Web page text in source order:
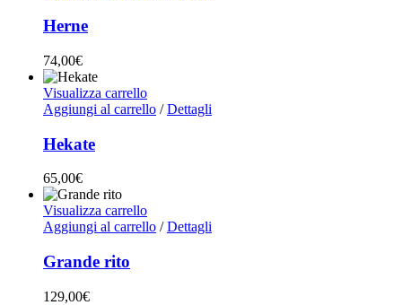
Herne
74,00€
Visualizza carrello
Aggiungi al carrello / Dettagli
Hekate
65,00€
Visualizza carrello
Aggiungi al carrello / Dettagli
Grande rito
129,00€